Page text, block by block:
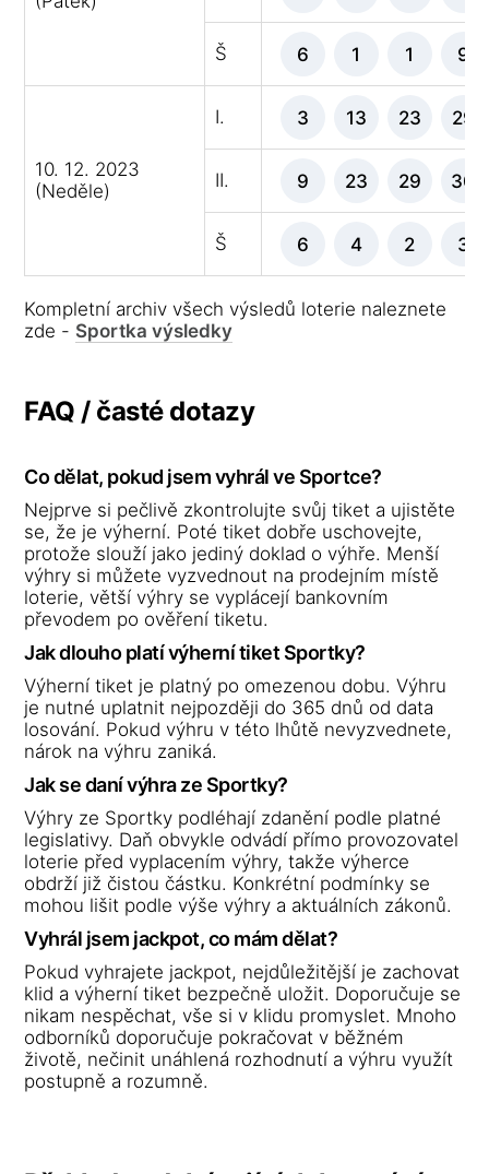
Š 6 1 1 9
10. 12. 2023
(Neděle)
I. 3 13 23 29
II. 9 23 29 30
Š 6 4 2 3
Kompletní archiv všech výsledů loterie naleznete
zde - Sportka výsledky
FAQ / časté dotazy
Co dělat, pokud jsem vyhrál ve Sportce?
Nejprve si pečlivě zkontrolujte svůj tiket a ujistěte
se, že je výherní. Poté tiket dobře uschovejte,
protože slouží jako jediný doklad o výhře. Menší
výhry si můžete vyzvednout na prodejním místě
loterie, větší výhry se vyplácejí bankovním
převodem po ověření tiketu.
Jak dlouho platí výherní tiket Sportky?
Výherní tiket je platný po omezenou dobu. Výhru
je nutné uplatnit nejpozději do 365 dnů od data
losování. Pokud výhru v této lhůtě nevyzvednete,
nárok na výhru zaniká.
Jak se daní výhra ze Sportky?
Výhry ze Sportky podléhají zdanění podle platné
legislativy. Daň obvykle odvádí přímo provozovatel
loterie před vyplacením výhry, takže výherce
obdrží již čistou částku. Konkrétní podmínky se
mohou lišit podle výše výhry a aktuálních zákonů.
Vyhrál jsem jackpot, co mám dělat?
Pokud vyhrajete jackpot, nejdůležitější je zachovat
klid a výherní tiket bezpečně uložit. Doporučuje se
nikam nespěchat, vše si v klidu promyslet. Mnoho
odborníků doporučuje pokračovat v běžném
životě, nečinit unáhlená rozhodnutí a výhru využít
postupně a rozumně.